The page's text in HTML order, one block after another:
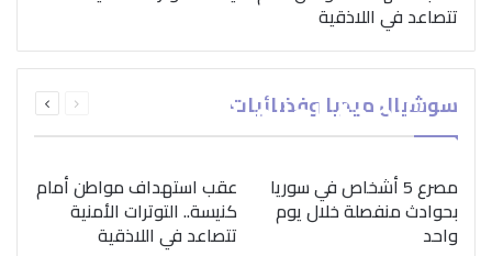
تتصاعد في اللاذقية
سوشيال ميديا وفضائيات الصفحةالصفحة
بمناسبة اليوم الدولي..
“الصحة العالمية” تؤكد
ضرورة اتباع نهج متكامل
لمواجهة إدمان المخدرات
مصرع 5 أشخاص في سوريا
بحوادث منفصلة خلال يوم
واحد
عقب استهداف مواطن أمام
كنيسة.. التوترات الأمنية
تتصاعد في اللاذقية